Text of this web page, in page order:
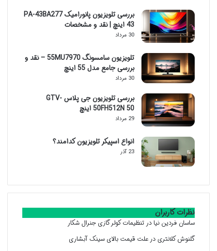
بررسی تلویزیون پانورامیک PA-43BA277
43 اینچ | نقد و مشخصات
30 مرداد
تلویزیون سامسونگ 55MU7970 – نقد و
بررسی جامع مدل 55 اینچ
30 مرداد
بررسی تلویزیون جی پلاس GTV-
50FH512N 50 اینچ
29 مرداد
انواع اسپیکر تلویزیون کدامند؟
23 آذر
نظرات کاربران
ساسان فردین نیادر تنظیمات کولر گازی جنرال شکار
گلنوش کلانتریدر علت قیمت بالای سینک آبشاری